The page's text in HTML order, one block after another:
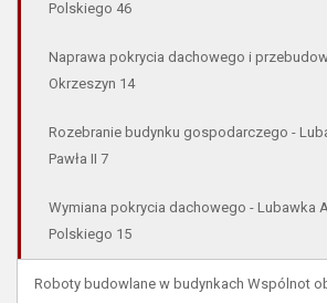
Polskiego 46
Naprawa pokrycia dachowego i
Okrzeszyn 14
Rozebranie budynku gospodarczego -
Pawła II 7
Wymiana pokrycia dachowego - Lubawka
Polskiego 15
Roboty budowlane w budynkach Wspólnot